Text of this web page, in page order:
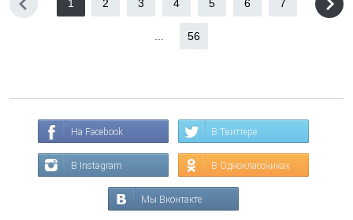
1 2 3 4 5 6 7
56
На Facebook В Твиттере
В Instagram В Одноклассниках
Мы Вконтакте